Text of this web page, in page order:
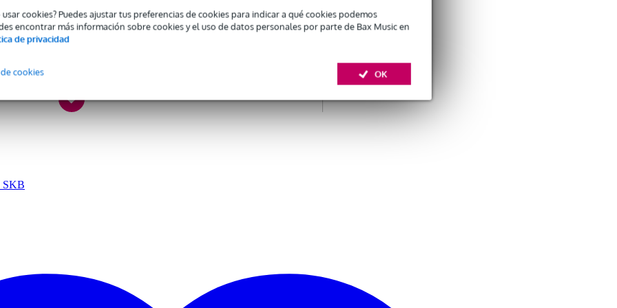
usar cookies? Puedes ajustar tus preferencias de cookies para indicar a qué cookies podemos
encontrar más información sobre cookies y el uso de datos personales por parte de Bax Music en
de privacidad
OK
cookies
eléctrica normal
SKB